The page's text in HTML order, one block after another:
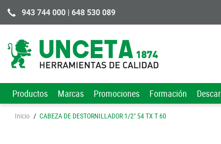
943 744 000 | 648 530 089
Productos Marcas Promociones Formación
Inicio / CABEZA DE DESTORNILLADOR 1/2" 54 TX T 60